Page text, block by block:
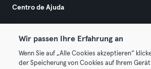
Centro de Ajuda
Wir passen Ihre Erfahrung an
Wenn Sie auf „Alle Cookies akzeptieren“
der Speicherung von Cookies auf Ihrem